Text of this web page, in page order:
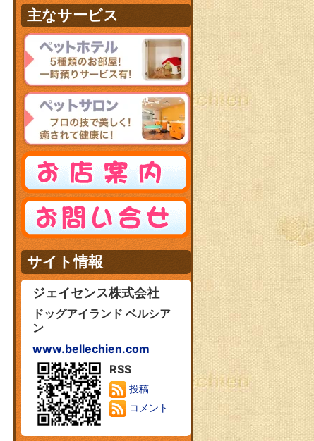
主なサービス
サイト情報
ジェイセンス株式会社
ドッグアイランド ベルシア
ン
www.bellechien.com
RSS
投稿
コメント